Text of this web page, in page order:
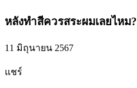
หลังทำสีควรสระผมเลยไหม?
11 มิถุนายน 2567
แชร์